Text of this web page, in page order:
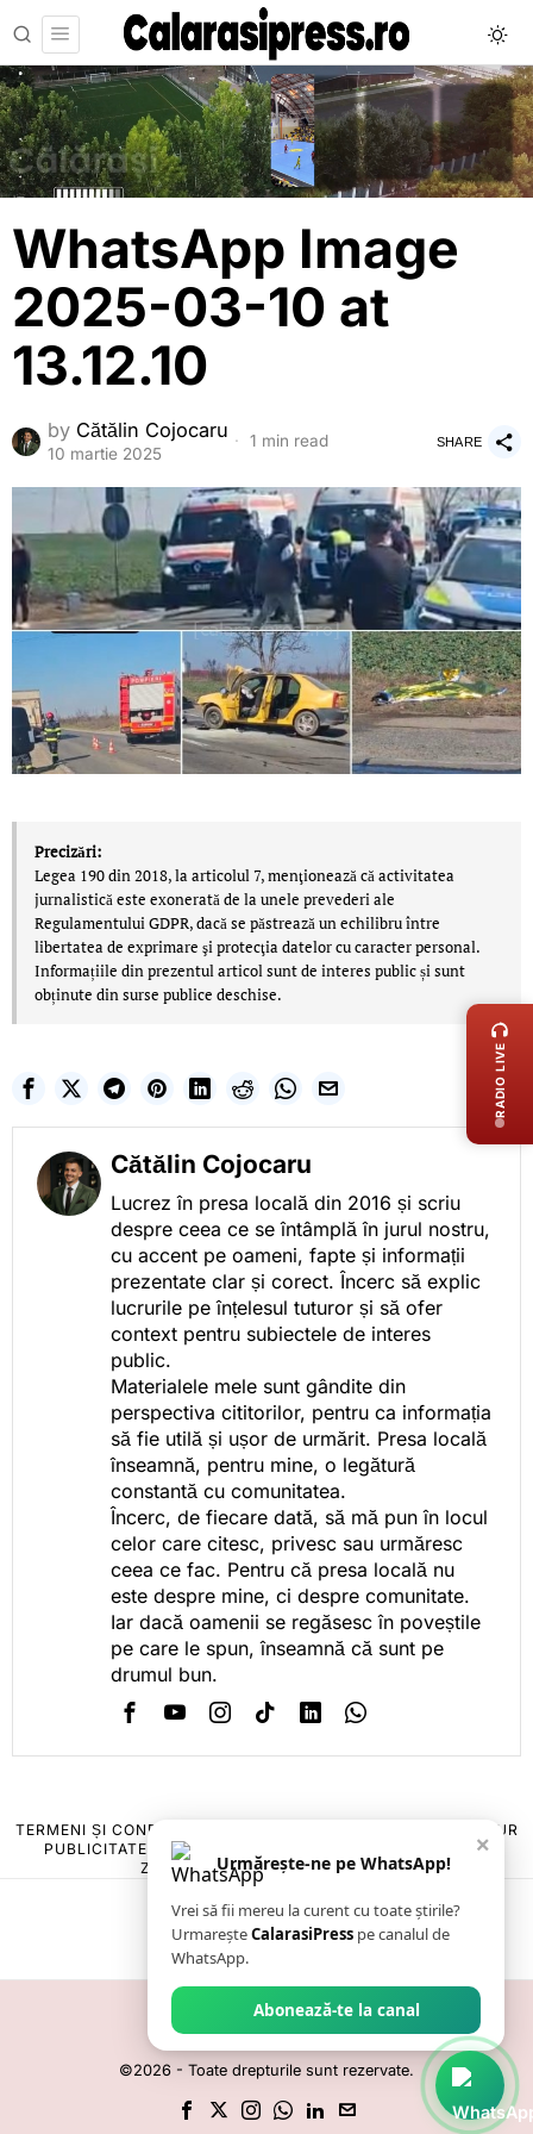
WhatsApp Image
2025-03-10 at
13.12.10
by Cătălin Cojocaru
10 martie 2025
1 min read SHARE
Precizări:
Legea 190 din 2018, la articolul 7, menţionează că activitatea
jurnalistică este exonerată de la unele prevederi ale
Regulamentului GDPR, dacă se păstrează un echilibru între
libertatea de exprimare şi protecţia datelor cu caracter personal.
Informațiile din prezentul articol sunt de interes public și sunt
obținute din surse publice deschise.
Cătălin Cojocaru
Lucrez în presa locală din 2016 și scriu
despre ceea ce se întâmplă în jurul nostru,
cu accent pe oameni, fapte și informații
prezentate clar și corect. Încerc să explic
lucrurile pe înțelesul tuturor și să ofer
context pentru subiectele de interes
public.
Materialele mele sunt gândite din
perspectiva cititorilor, pentru ca informația
să fie utilă și ușor de urmărit. Presa locală
înseamnă, pentru mine, o legătură
constantă cu comunitatea.
Încerc, de fiecare dată, să mă pun în locul
celor care citesc, privesc sau urmăresc
ceea ce fac. Pentru că presa locală nu
este despre mine, ci despre comunitate.
Iar dacă oamenii se regăsesc în poveștile
pe care le spun, înseamnă că sunt pe
drumul bun.
TERMENI ȘI CONDIȚII
POLITICA DE ANULARE & RETUR
PUBLICITATE ONLINE & TIPĂRITĂ
CONTACT
ZIARUL ANUNȚUL CĂLĂRĂȘEAN
©2026 - Toate drepturile sunt rezervate.
×
Urmărește-ne pe WhatsApp!
Vrei să fii mereu la curent cu toate știrile?
UrmareșteCalarasiPress pe canalul de
WhatsApp.
Abonează-te la canal
RADIO LIVE